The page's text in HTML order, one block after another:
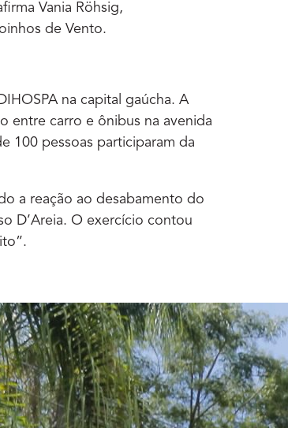
Vania Röhsig,
de Vento.
na capital gaúcha. A
entre carro e ônibus na avenida
100 pessoas participaram da
a reação ao desabamento do
D’Areia. O exercício contou